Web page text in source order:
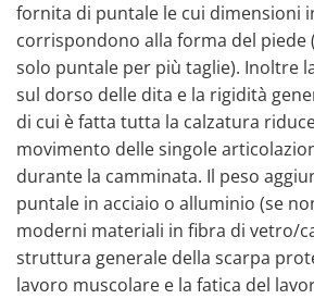
fornita di puntale le cui dimensioni
corrispondono alla forma del piede
solo puntale per più taglie). Inoltre
sul dorso delle dita e la rigidità
di cui è fatta tutta la calzatura
movimento delle singole
durante la camminata. Il peso
puntale in acciaio o alluminio (se
moderni materiali in fibra di vetro/
struttura generale della scarpa
lavoro muscolare e la fatica del